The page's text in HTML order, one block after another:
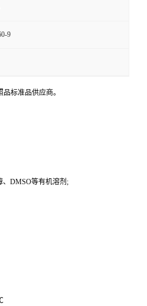
9
标准品供应商。
、DMSO等有机溶剂;